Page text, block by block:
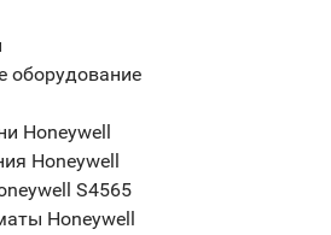
оборудование
Honeywell
Honeywell
S4565
Honeywell